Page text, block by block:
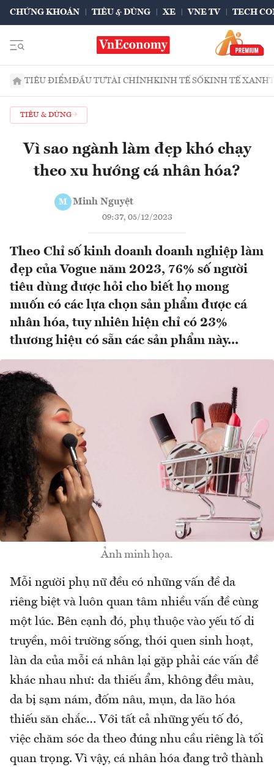
CHỨNG KHOÁN TIÊU & DÙNG XE VNE TV TECH
TIÊU ĐIỂMĐẦU TƯTÀI CHÍNHKINH TẾ SỐKINH TẾ XANH
TIÊU & DÙNG
Vì sao ngành làm đẹp khó chạy
theo xu hướng cá nhân hóa?
M Minh Nguyệt
09:37, 05/12/2023
Theo Chỉ số kinh doanh doanh nghiệp làm
đẹp của Vogue năm 2023, 76% số người
tiêu dùng được hỏi cho biết họ mong
muốn có các lựa chọn sản phẩm được cá
nhân hóa, tuy nhiên hiện chỉ có 23%
thương hiệu có sẵn các sản phẩm này...
Ảnh minh họa.
Mỗi người phụ nữ đều có những vấn đề da
riêng biệt và luôn quan tâm nhiều vấn đề cùng
một lúc. Bên cạnh đó, phụ thuộc vào yếu tố di
truyền, môi trường sống, thói quen sinh hoạt,
làn da của mỗi cá nhân lại gặp phải các vấn đề
khác nhau như: da thiếu ẩm, không đều màu,
da bị sạm nám, đốm nâu, mụn, da lão hóa
thiếu săn chắc… Với tất cả những yếu tố đó,
việc chăm sóc da theo đúng nhu cầu riêng là tối
quan trọng. Vì vậy, cá nhân hóa đang trở thành